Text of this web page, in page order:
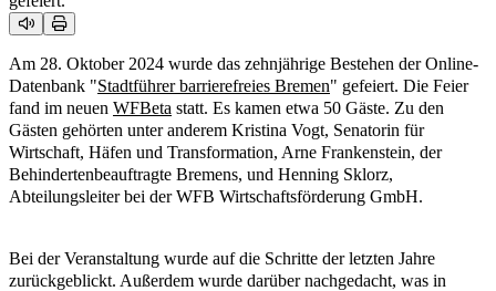
Am 28. Oktober 2024 wurde das zehnjährige Bestehen der Online-
Datenbank "Stadtführer barrierefreies Bremen" gefeiert. Die Feier
fand im neuen WFBeta statt. Es kamen etwa 50 Gäste. Zu den
Gästen gehörten unter anderem Kristina Vogt, Senatorin für
Wirtschaft, Häfen und Transformation, Arne Frankenstein, der
Behindertenbeauftragte Bremens, und Henning Sklorz,
Abteilungsleiter bei der WFB Wirtschaftsförderung GmbH.
Bei der Veranstaltung wurde auf die Schritte der letzten Jahre
zurückgeblickt. Außerdem wurde darüber nachgedacht, was in